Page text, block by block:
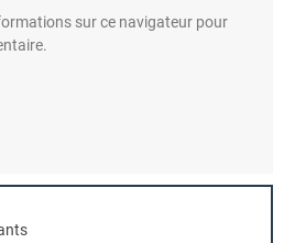
sur ce navigateur pour